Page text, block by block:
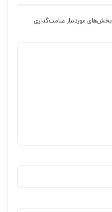
بخش‌های موردنیاز علامت‌گذاری